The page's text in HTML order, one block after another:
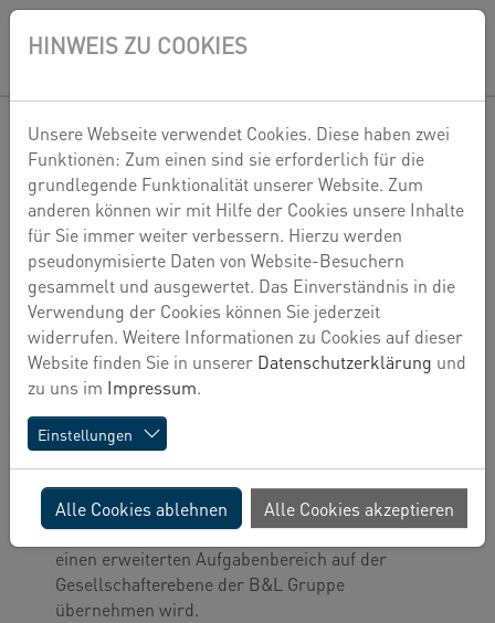
Zum Hauptinhalt springen
Skip to page footer
Thomas Junkersfeld, der zuletzt in der
Geschäftsführung der HIH Property Management
(HPM) in Hamburg tätig war, löst Herrn
Cornelius C. Liedtke ab, der nach 12 Jahren aus
der Geschäftsführung der B&L Property
Management GmbH ausscheidet und künftig
einen erweiterten Aufgabenbereich auf der
Gesellschafterebene der B&L Gruppe
übernehmen wird.
HINWEIS ZU COOKIES
Unsere Webseite verwendet Cookies. Diese haben zwei
Funktionen: Zum einen sind sie erforderlich für die
grundlegende Funktionalität unserer Website. Zum
anderen können wir mit Hilfe der Cookies unsere Inhalte
für Sie immer weiter verbessern. Hierzu werden
pseudonymisierte Daten von Website-Besuchern
gesammelt und ausgewertet. Das Einverständnis in die
Verwendung der Cookies können Sie jederzeit
widerrufen. Weitere Informationen zu Cookies auf dieser
Website finden Sie in unserer Datenschutzerklärung und
zu uns im Impressum.
Einstellungen
Alle Cookies ablehnen Alle Cookies akzeptieren